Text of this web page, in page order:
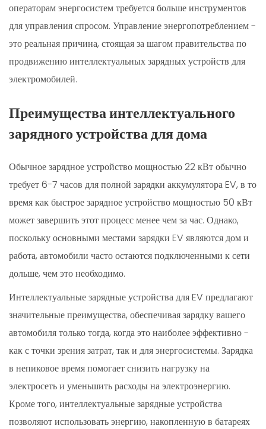
операторам энергосистем требуется больше инструментов
для управления спросом. Управление энергопотреблением -
это реальная причина, стоящая за шагом правительства по
продвижению интеллектуальных зарядных устройств для
электромобилей.
Преимущества интеллектуального
зарядного устройства для дома
Обычное зарядное устройство мощностью 22 кВт обычно
требует 6-7 часов для полной зарядки аккумулятора EV, в то
время как быстрое зарядное устройство мощностью 50 кВт
может завершить этот процесс менее чем за час. Однако,
поскольку основными местами зарядки EV являются дом и
работа, автомобили часто остаются подключенными к сети
дольше, чем это необходимо.
Интеллектуальные зарядные устройства для EV предлагают
значительные преимущества, обеспечивая зарядку вашего
автомобиля только тогда, когда это наиболее эффективно -
как с точки зрения затрат, так и для энергосистемы. Зарядка
в непиковое время помогает снизить нагрузку на
электросеть и уменьшить расходы на электроэнергию.
Кроме того, интеллектуальные зарядные устройства
позволяют использовать энергию, накопленную в батареях